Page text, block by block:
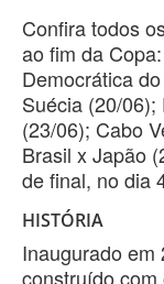
Confira todos
ao fim da
Democrática
Suécia (20/
(23/06); Cabo
Brasil x Japão
de final, no dia
HISTÓRIA
Inaugurado em
construído